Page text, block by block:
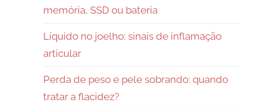
memória, SSD ou bateria
Líquido no joelho: sinais de inflamação
articular
Perda de peso e pele sobrando: quando
tratar a flacidez?